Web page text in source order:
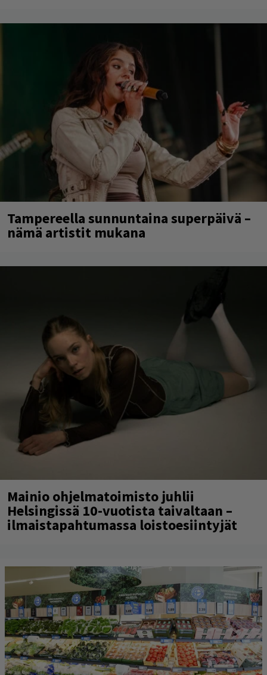
Tampereella sunnuntaina superpäivä –
nämä artistit mukana
Mainio ohjelmatoimisto juhlii
Helsingissä 10-vuotista taivaltaan –
ilmaistapahtumassa loistoesiintyjät